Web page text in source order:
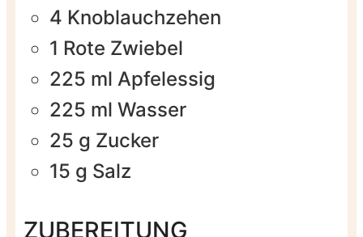
4 Knoblauchzehen
1 Rote Zwiebel
225 ml Apfelessig
225 ml Wasser
25 g Zucker
15 g Salz
ZUBEREITUNG